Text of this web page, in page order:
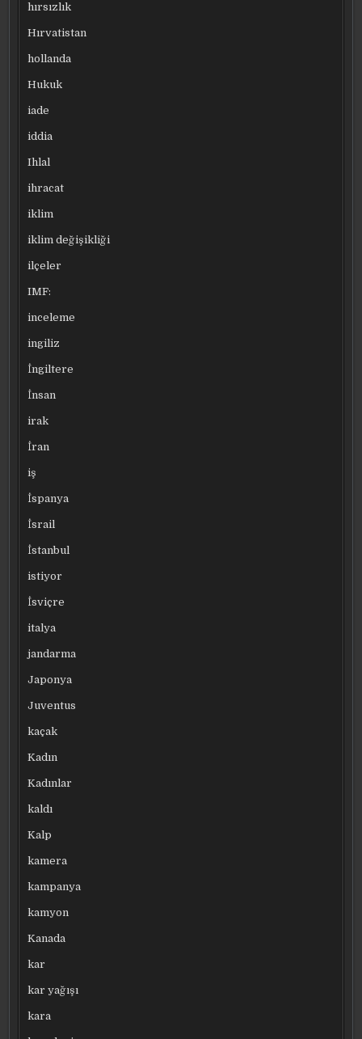
hırsızlık
Hırvatistan
hollanda
Hukuk
iade
iddia
Ihlal
ihracat
iklim
iklim değişikliği
ilçeler
IMF:
inceleme
ingiliz
İngiltere
İnsan
irak
İran
iş
İspanya
İsrail
İstanbul
istiyor
İsviçre
italya
jandarma
Japonya
Juventus
kaçak
Kadın
Kadınlar
kaldı
Kalp
kamera
kampanya
kamyon
Kanada
kar
kar yağışı
kara